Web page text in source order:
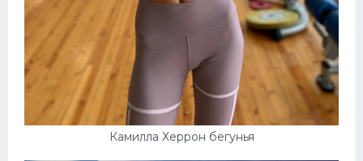
Камилла Херрон бегунья